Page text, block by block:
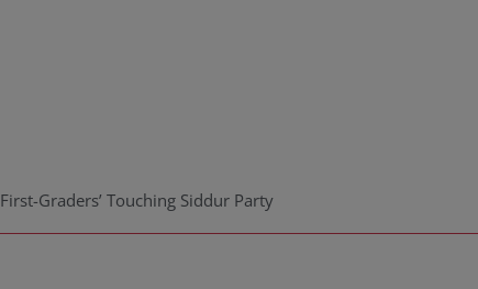
First-Graders’ Touching Siddur Party